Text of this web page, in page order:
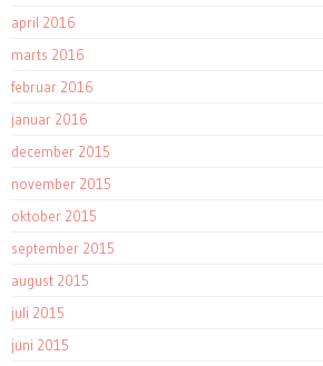
april 2016
marts 2016
februar 2016
januar 2016
december 2015
november 2015
oktober 2015
september 2015
august 2015
juli 2015
juni 2015